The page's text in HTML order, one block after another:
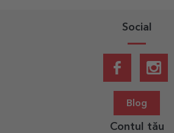
Social
Blog
Contul tău